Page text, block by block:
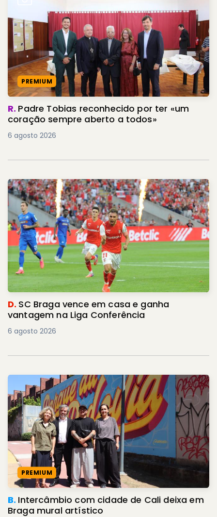
PREMIUM
R. Padre Tobias reconhecido por ter «um
coração sempre aberto a todos»
6 agosto 2026
D. SC Braga vence em casa e ganha
vantagem na Liga Conferência
6 agosto 2026
PREMIUM
B. Intercâmbio com cidade de Cali deixa em
Braga mural artístico